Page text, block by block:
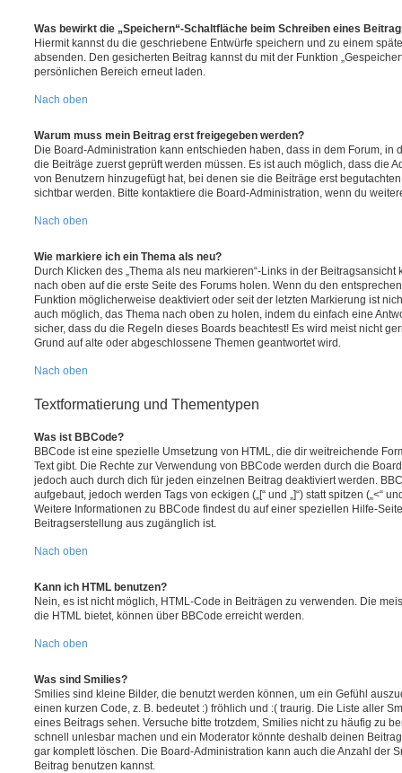
Was bewirkt die „Speichern“-Schaltfläche beim Schreiben eines
Hiermit kannst du die geschriebene Entwürfe speichern und zu einem
absenden. Den gesicherten Beitrag kannst du mit der Funktion
persönlichen Bereich erneut laden.
Nach oben
Warum muss mein Beitrag erst freigegeben werden?
Die Board-Administration kann entschieden haben, dass in dem Forum, in
die Beiträge zuerst geprüft werden müssen. Es ist auch möglich, dass die
von Benutzern hinzugefügt hat, bei denen sie die Beiträge erst
sichtbar werden. Bitte kontaktiere die Board-Administration, wenn du
Nach oben
Wie markiere ich ein Thema als neu?
Durch Klicken des „Thema als neu markieren“-Links in der
nach oben auf die erste Seite des Forums holen. Wenn du den
Funktion möglicherweise deaktiviert oder seit der letzten Markierung ist
auch möglich, das Thema nach oben zu holen, indem du einfach eine
sicher, dass du die Regeln dieses Boards beachtest! Es wird meist nicht
Grund auf alte oder abgeschlossene Themen geantwortet wird.
Nach oben
Textformatierung und Thementypen
Was ist BBCode?
BBCode ist eine spezielle Umsetzung von HTML, die dir weitreichende
Text gibt. Die Rechte zur Verwendung von BBCode werden durch die
jedoch auch durch dich für jeden einzelnen Beitrag deaktiviert werden.
aufgebaut, jedoch werden Tags von eckigen („[“ und „]“) statt spitzen („<“
Weitere Informationen zu BBCode findest du auf einer speziellen Hilfe-
Beitragserstellung aus zugänglich ist.
Nach oben
Kann ich HTML benutzen?
Nein, es ist nicht möglich, HTML-Code in Beiträgen zu verwenden. Die
die HTML bietet, können über BBCode erreicht werden.
Nach oben
Was sind Smilies?
Smilies sind kleine Bilder, die benutzt werden können, um ein Gefühl
einen kurzen Code, z. B. bedeutet :) fröhlich und :( traurig. Die Liste aller
eines Beitrags sehen. Versuche bitte trotzdem, Smilies nicht zu häufig zu
schnell unlesbar machen und ein Moderator könnte deshalb deinen
gar komplett löschen. Die Board-Administration kann auch die Anzahl der
Beitrag benutzen kannst.